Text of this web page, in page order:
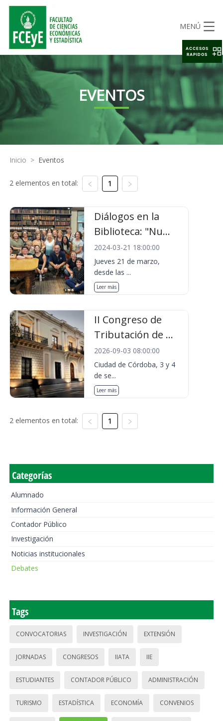
MENÚ
EVENTOS
Inicio > Eventos
2 elementos en total: 1
Diálogos en la
Biblioteca: "Nu...
2024-03-21 18:00:00
Jueves 21 de marzo,
desde las ...
Leer más
II Congreso de
Tributación de ...
2026-09-03 08:00:00
Ciudad de Córdoba, 3 y 4
de se...
Leer más
2 elementos en total: 1
Categorías
Alumnado
Información General
Contador Público
Investigación
Noticias institucionales
Debates
Tags
CONVOCATORIAS INVESTIGACIÓN EXTENSIÓN
JORNADAS CONGRESOS IIATA IIE
ESTUDIANTES CONTADOR PÚBLICO ADMINISTRACIÓN
TURISMO ESTADÍSTICA ECONOMÍA CONVENIOS
ACCESOS
RAPIDOS